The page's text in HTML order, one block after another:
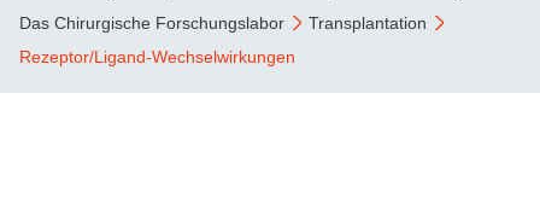
Das Chirurgische Forschungslabor
Transplantation
Rezeptor/Ligand-Wechselwirkungen